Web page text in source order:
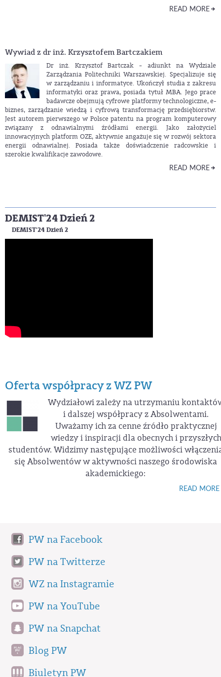
READ MORE
Wywiad z dr inż. Krzysztofem Bartczakiem
Dr inż. Krzysztof Bartczak -adiunkt na Wydziale
Zarządzania Politechniki Warszawskiej. Specjalizuje się
w zarządzaniu i informatyce. Ukończył studia z zakresu
informatyki oraz prawa, posiada tytuł MBA. Jego prace
badawcze obejmują cyfrowe platformy technologiczne, e-
biznes, zarządzanie wiedzą i cyfrową transformację przedsiębiorstw.
Jest autorem pierwszego w Polsce patentu na program komputerowy
związany z odnawialnymi źródłami energii. Jako założyciel
innowacyjnych platform OZE, aktywnie angażuje się w rozwój sektora
energii odnawialnej. Posiada także doświadczenie radcowskie i
szerokie kwalifikacje zawodowe.
READ MORE
DEMIST'24 Dzień 2
DEMIST'24 Dzień 2
Oferta współpracy z WZ PW
Wydziałowi zależy na utrzymaniu
i dalszej współpracy z Absolwentami.
Uważamy ich za cenne źródło praktycznej
wiedzy i inspiracji dla obecnych i przyszłych
studentów. Widzimy następujące możliwości
się Absolwentów w aktywności naszego środowiska
akademickiego:
READ MORE
PW na Facebook
PW na Twitterze
WZ na Instagramie
PW na YouTube
PW na Snapchat
Blog PW
Biuletyn PW